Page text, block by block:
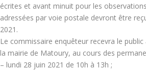
écrites et avant minuit pour les
adressées par voie postale devront être
2021.
Le commissaire enquêteur recevra le public
la mairie de Matoury, au cours des
– lundi 28 juin 2021 de 10h à 13h ;